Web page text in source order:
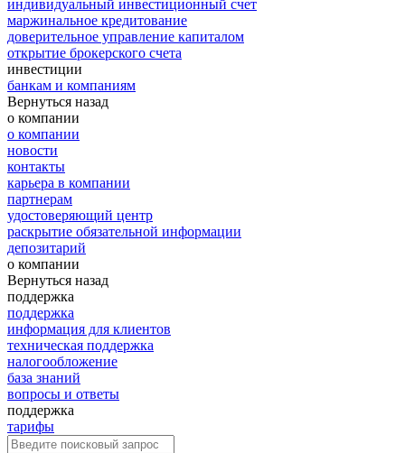
индивидуальный инвестиционный счет
маржинальное кредитование
доверительное управление капиталом
открытие брокерского счета
инвестиции
банкам и компаниям
Вернуться назад
о компании
о компании
новости
контакты
карьера в компании
партнерам
удостоверяющий центр
раскрытие обязательной информации
депозитарий
о компании
Вернуться назад
поддержка
поддержка
информация для клиентов
техническая поддержка
налогообложение
база знаний
вопросы и ответы
поддержка
тарифы